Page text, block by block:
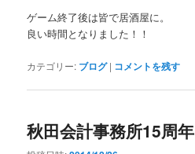
ゲーム終了後は皆で居酒屋に。
良い時間となりました！！
カテゴリー: ブログ | コメントを残す
秋田会計事務所15周年